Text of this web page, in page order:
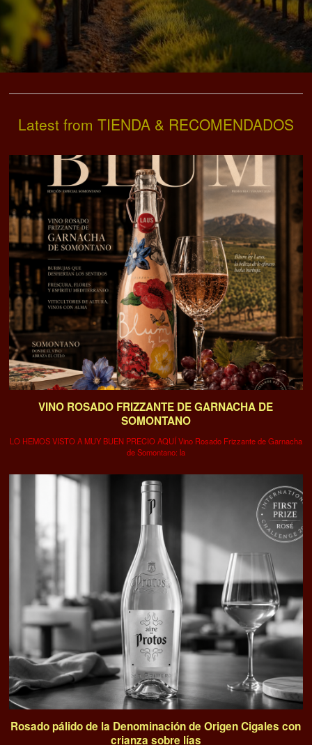
Latest from TIENDA & RECOMENDADOS
VINO ROSADO FRIZZANTE DE GARNACHA DE
SOMONTANO
LO HEMOS VISTO A MUY BUEN PRECIO AQUÍ Vino Rosado Frizzante de Garnacha
de Somontano: la
Rosado pálido de la Denominación de Origen Cigales con
crianza sobre lías